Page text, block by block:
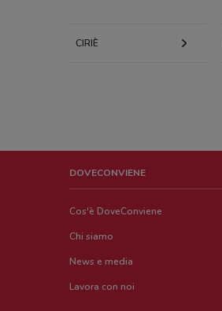
CIRIÈ
DOVECONVIENE
Cos'è DoveConviene
Chi siamo
News e media
Lavora con noi